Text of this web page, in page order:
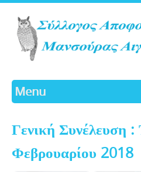
Menu
ΙΣΤΟΡΙΚΟ
ΓΛΑΥΚΑ
ΔΡΑΣΤΗΡΙΟΤΗΤΕΣ
Γενική Συνέλευση
Φεβρουαρίου 2018